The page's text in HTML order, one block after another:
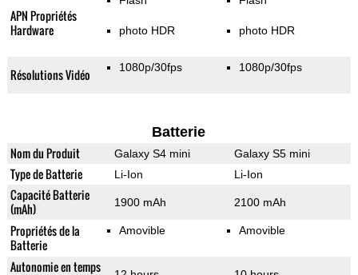
APN Propriétés
Hardware
photo HDR photo HDR
Résolutions Vidéo 1080p/30fps 1080p/30fps
Batterie
Nom du Produit Galaxy S4 mini Galaxy S5 mini
Type de Batterie Li-Ion Li-Ion
Capacité Batterie
(mAh)
1900 mAh 2100 mAh
Propriétés de la
Batterie
Amovible Amovible
Autonomie en temps